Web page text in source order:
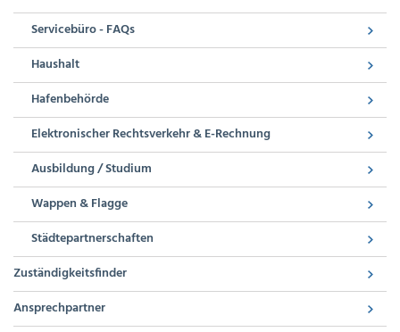
Servicebüro - FAQs
Haushalt
Hafenbehörde
Elektronischer Rechtsverkehr & E-Rechnung
Ausbildung / Studium
Wappen & Flagge
Städtepartnerschaften
Zuständigkeitsfinder
Ansprechpartner